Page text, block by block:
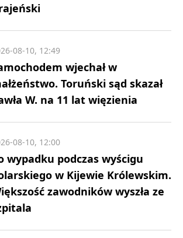
wjechał w
Toruński sąd skazał
W. na 11 lat więzienia
08-10, 12:49
wypadku podczas wyścigu
w Kijewie Królewskim.
zawodników wyszła ze
08-10, 12:00